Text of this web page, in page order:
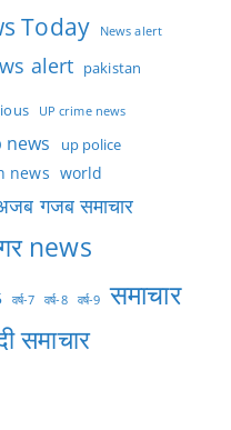
Today News alert
alert pakistan
UP crime news
news up police
news world
गजब समाचार
news
वर्ष-7 वर्ष-8 वर्ष-9 समाचार
समाचार